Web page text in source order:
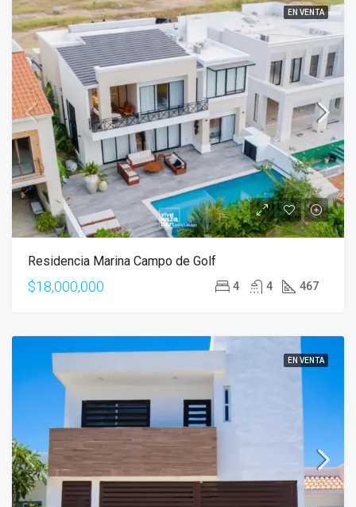
EN VENTA
Residencia Marina Campo de Golf
$18,000,000 4 4 467
EN VENTA